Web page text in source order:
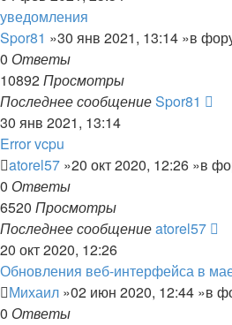
уведомления
Spor81 »30 янв 2021, 13:14 »в
0 Ответы
10892Просмотры
Последнее сообщениеSpor81
30 янв 2021, 13:14
Error vcpu
atorel57 »20 окт 2020, 12:26 »в
0 Ответы
6520 Просмотры
Последнее сообщениеatorel57
20 окт 2020, 12:26
Обновления веб-интерфейса в
Михаил »02 июн 2020, 12:44 »в
0 Ответы